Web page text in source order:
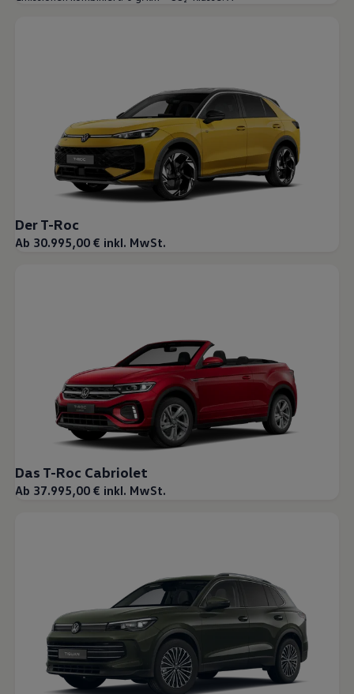
Der T-Roc
Ab 30.995,00 € inkl. MwSt.
Das T-Roc Cabriolet
Ab 37.995,00 € inkl. MwSt.